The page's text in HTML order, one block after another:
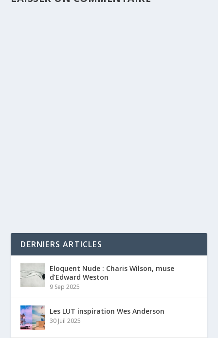
DERNIERS ARTICLES
Eloquent Nude : Charis Wilson, muse
d’Edward Weston
9 Sep 2025
Les LUT inspiration Wes Anderson
30 Juil 2025